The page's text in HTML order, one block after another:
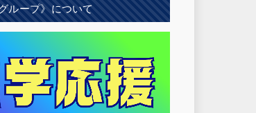
ループ》について